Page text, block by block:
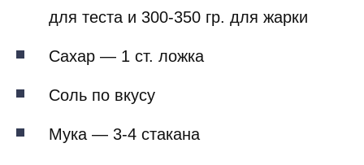
для теста и 300-350 гр. для жарки
Сахар — 1 ст. ложка
Соль по вкусу
Мука — 3-4 стакана